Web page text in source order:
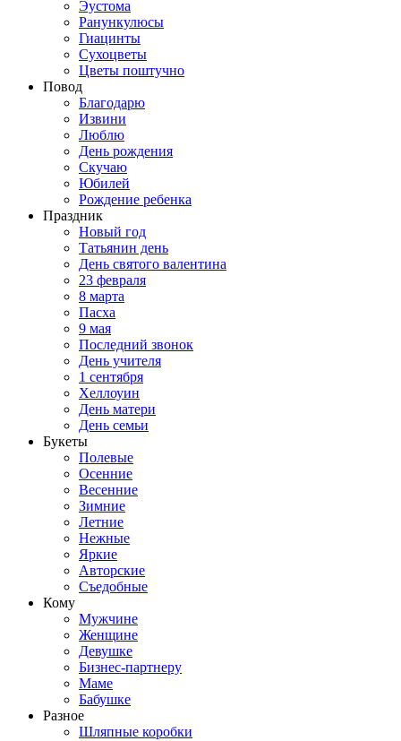
Эустома
Ранункулюсы
Гиацинты
Сухоцветы
Цветы поштучно
Повод
Благодарю
Извини
Люблю
День рождения
Скучаю
Юбилей
Рождение ребенка
Праздник
Новый год
Татьянин день
День святого валентина
23 февраля
8 марта
Пасха
9 мая
Последний звонок
День учителя
1 сентября
Хеллоуин
День матери
День семьи
Букеты
Полевые
Осенние
Весенние
Зимние
Летние
Нежные
Яркие
Авторские
Съедобные
Кому
Мужчине
Женщине
Девушке
Бизнес-партнеру
Маме
Бабушке
Разное
Шляпные коробки